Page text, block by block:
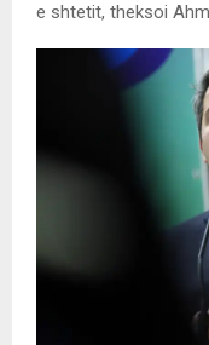
e shtetit, theksoi